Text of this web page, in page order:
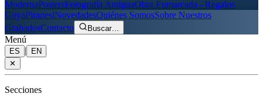
ModernaPostersFotografía AntiguaObra Enmarcada - Regalos
GoyaPiranesiNovedadesQuiénes SomosSobre Nuestros
GrabadosContacto Buscar…
Menú
ES |
EN
✕
Secciones